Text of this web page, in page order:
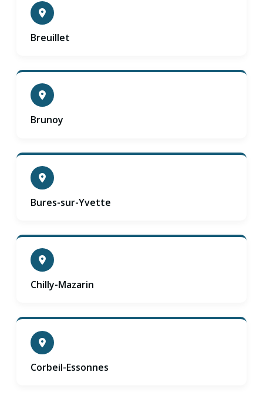
Breuillet
Brunoy
Bures-sur-Yvette
Chilly-Mazarin
Corbeil-Essonnes